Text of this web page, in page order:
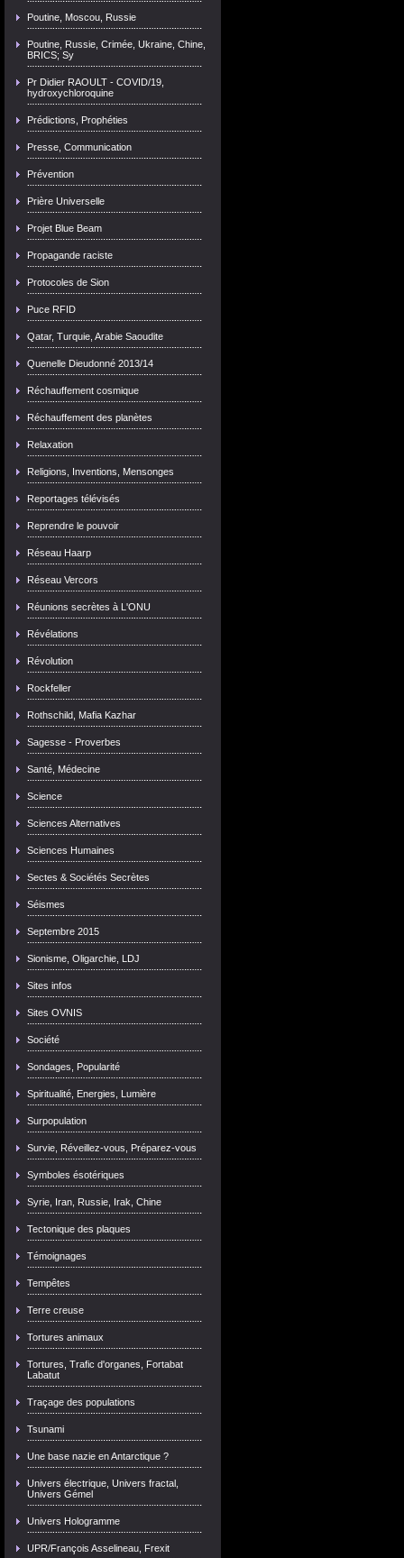
Poutine, Moscou, Russie
Poutine, Russie, Crimée, Ukraine, Chine,
BRICS; Sy
Pr Didier RAOULT - COVID/19,
hydroxychloroquine
Prédictions, Prophéties
Presse, Communication
Prévention
Prière Universelle
Projet Blue Beam
Propagande raciste
Protocoles de Sion
Puce RFID
Qatar, Turquie, Arabie Saoudite
Quenelle Dieudonné 2013/14
Réchauffement cosmique
Réchauffement des planètes
Relaxation
Religions, Inventions, Mensonges
Reportages télévisés
Reprendre le pouvoir
Réseau Haarp
Réseau Vercors
Réunions secrètes à L'ONU
Révélations
Révolution
Rockfeller
Rothschild, Mafia Kazhar
Sagesse - Proverbes
Santé, Médecine
Science
Sciences Alternatives
Sciences Humaines
Sectes & Sociétés Secrètes
Séismes
Septembre 2015
Sionisme, Oligarchie, LDJ
Sites infos
Sites OVNIS
Société
Sondages, Popularité
Spiritualité, Energies, Lumière
Surpopulation
Survie, Réveillez-vous, Préparez-vous
Symboles ésotériques
Syrie, Iran, Russie, Irak, Chine
Tectonique des plaques
Témoignages
Tempêtes
Terre creuse
Tortures animaux
Tortures, Trafic d'organes, Fortabat
Labatut
Traçage des populations
Tsunami
Une base nazie en Antarctique ?
Univers électrique, Univers fractal,
Univers Gémel
Univers Hologramme
UPR/François Asselineau, Frexit